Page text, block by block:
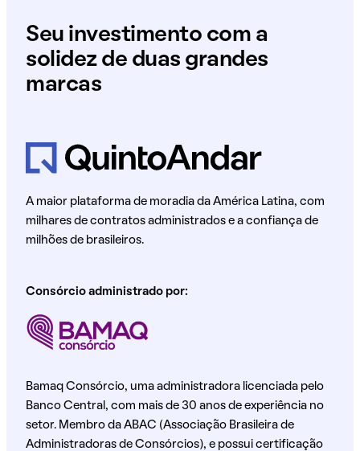
Seu investimento com a
solidez de duas grandes
marcas
A maior plataforma de moradia da América Latina, com
milhares de contratos administrados e a confiança de
milhões de brasileiros.
Consórcio administrado por:
Bamaq Consórcio, uma administradora licenciada pelo
Banco Central, com mais de 30 anos de experiência no
setor. Membro da ABAC (Associação Brasileira de
Administradoras de Consórcios), e possui certificação